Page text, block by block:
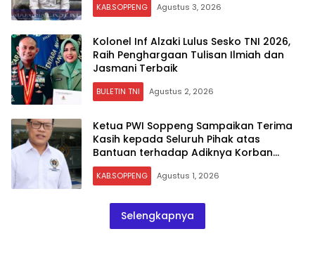
KAB.SOPPENG Agustus 3, 2026
Kolonel Inf Alzaki Lulus Sesko TNI 2026,
Raih Penghargaan Tulisan Ilmiah dan
Jasmani Terbaik
BULETIN TNI Agustus 2, 2026
Ketua PWI Soppeng Sampaikan Terima
Kasih kepada Seluruh Pihak atas
Bantuan terhadap Adiknya Korban
Kecelakaan
KAB.SOPPENG Agustus 1, 2026
Selengkapnya